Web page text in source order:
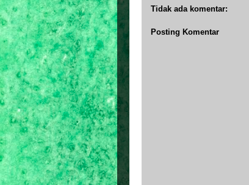
Tidak ada komentar:
Posting Komentar